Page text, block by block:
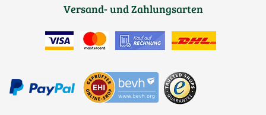
Versand- und Zahlungsarten